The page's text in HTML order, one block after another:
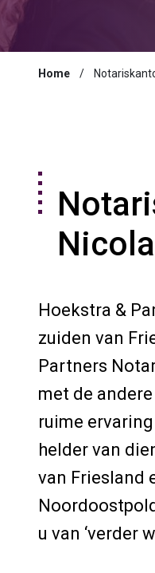
Home
Hoekstra &
zuiden van
Partners
met de
ruime
helder van
van Friesland
u van ‘verder